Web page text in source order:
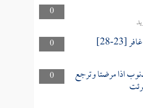
0
0
28]
0
اذا مرضتا وترجع